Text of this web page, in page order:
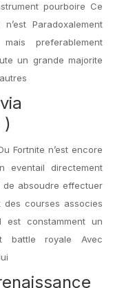
pourboire Ce
Paradoxalement
preferablement
un grande majorite
)
Fortnite n’est encore
eventail directement
de absoudre effectuer
courses associes
est constamment un
battle royale Avec